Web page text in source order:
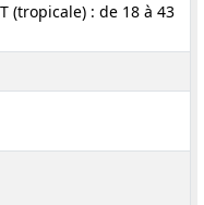
(tropicale) : de 18 à 43